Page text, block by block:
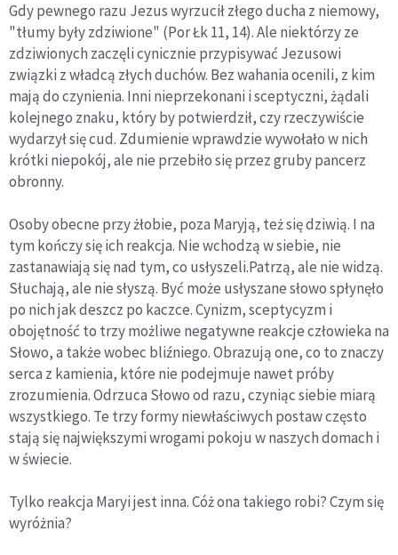
Gdy pewnego razu Jezus wyrzucił złego ducha z niemowy,
"tłumy były zdziwione" (Por Łk 11, 14). Ale niektórzy ze
zdziwionych zaczęli cynicznie przypisywać Jezusowi
związki z władcą złych duchów. Bez wahania ocenili, z kim
mają do czynienia. Inni nieprzekonani i sceptyczni, żądali
kolejnego znaku, który by potwierdził, czy rzeczywiście
wydarzył się cud. Zdumienie wprawdzie wywołało w nich
krótki niepokój, ale nie przebiło się przez gruby pancerz
obronny.
Osoby obecne przy żłobie, poza Maryją, też się dziwią. I na
tym kończy się ich reakcja. Nie wchodzą w siebie, nie
zastanawiają się nad tym, co usłyszeli.Patrzą, ale nie widzą.
Słuchają, ale nie słyszą. Być może usłyszane słowo spłynęło
po nich jak deszcz po kaczce. Cynizm, sceptycyzm i
obojętność to trzy możliwe negatywne reakcje człowieka na
Słowo, a także wobec bliźniego. Obrazują one, co to znaczy
serca z kamienia, które nie podejmuje nawet próby
zrozumienia. Odrzuca Słowo od razu, czyniąc siebie miarą
wszystkiego. Te trzy formy niewłaściwych postaw często
stają się największymi wrogami pokoju w naszych domach i
w świecie.
Tylko reakcja Maryi jest inna. Cóż ona takiego robi? Czym się
wyróżnia?